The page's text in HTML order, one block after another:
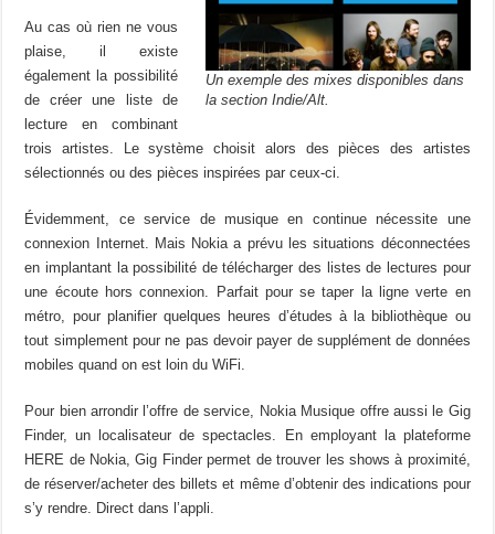
Un exemple des mixes disponibles dans
la section Indie/Alt.
Au cas où rien ne vous
plaise, il existe
également la possibilité
de créer une liste de
lecture en combinant
trois artistes. Le système choisit alors des pièces des artistes
sélectionnés ou des pièces inspirées par ceux-ci.
Évidemment, ce service de musique en continue nécessite une
connexion Internet. Mais Nokia a prévu les situations déconnectées
en implantant la possibilité de télécharger des listes de lectures pour
une écoute hors connexion. Parfait pour se taper la ligne verte en
métro, pour planifier quelques heures d’études à la bibliothèque ou
tout simplement pour ne pas devoir payer de supplément de données
mobiles quand on est loin du WiFi.
Pour bien arrondir l’offre de service, Nokia Musique offre aussi le Gig
Finder, un localisateur de spectacles. En employant la plateforme
HERE de Nokia, Gig Finder permet de trouver les shows à proximité,
de réserver/acheter des billets et même d’obtenir des indications pour
s’y rendre. Direct dans l’appli.